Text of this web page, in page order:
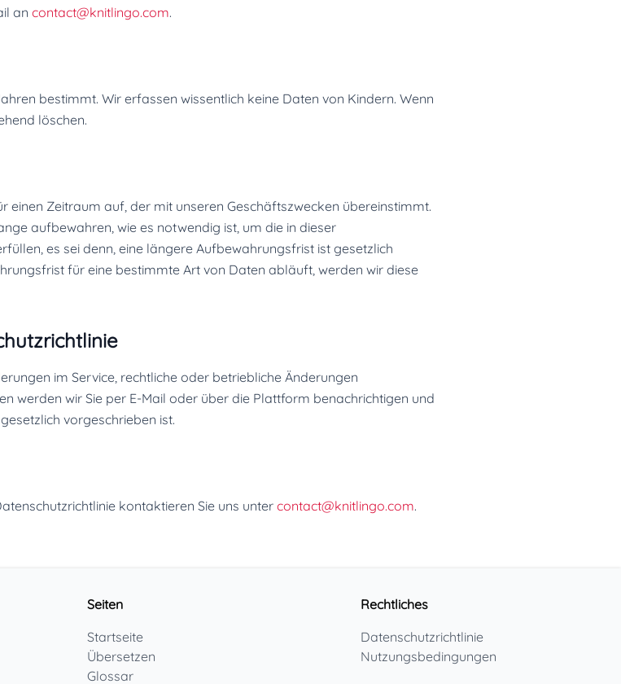
an contact@knitlingo.com.
bestimmt. Wir erfassen wissentlich keine Daten von Kindern. Wenn
löschen.
Zeitraum auf, der mit unseren Geschäftszwecken übereinstimmt.
aufbewahren, wie es notwendig ist, um die in dieser
es sei denn, eine längere Aufbewahrungsfrist ist gesetzlich
für eine bestimmte Art von Daten abläuft, werden wir diese
im Service, rechtliche oder betriebliche Änderungen
werden wir Sie per E-Mail oder über die Plattform benachrichtigen und
vorgeschrieben ist.
kontaktieren Sie uns unter contact@knitlingo.com.
Seiten
Startseite
Übersetzen
Glossar
Rechtliches
Datenschutzrichtlinie
Nutzungsbedingungen